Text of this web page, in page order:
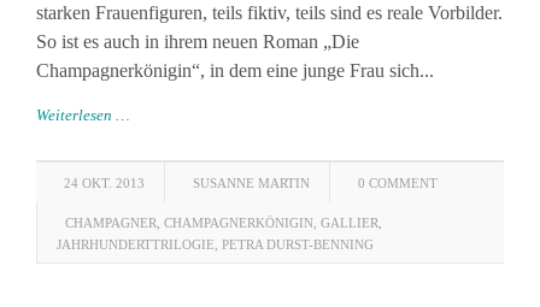
starken Frauenfiguren, teils fiktiv, teils sind es reale Vorbilder.
So ist es auch in ihrem neuen Roman „Die
Champagnerkönigin“, in dem eine junge Frau sich...
Weiterlesen …
24 OKT. 2013 SUSANNE MARTIN 0 COMMENT
CHAMPAGNER CHAMPAGNERKÖNIGIN GALLIER
JAHRHUNDERTTRILOGIE PETRA DURST-BENNING